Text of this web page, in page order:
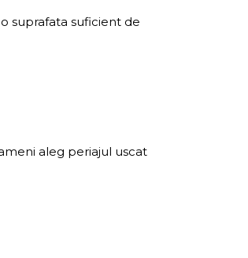
suprafata suficient de
aleg periajul uscat